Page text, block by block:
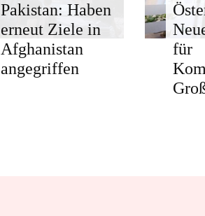
Pakistan: Haben
erneut Ziele in
Afghanistan
angegriffen
für